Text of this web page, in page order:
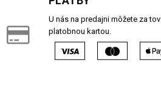
U nás na predajni môžete za
platobnou kartou.